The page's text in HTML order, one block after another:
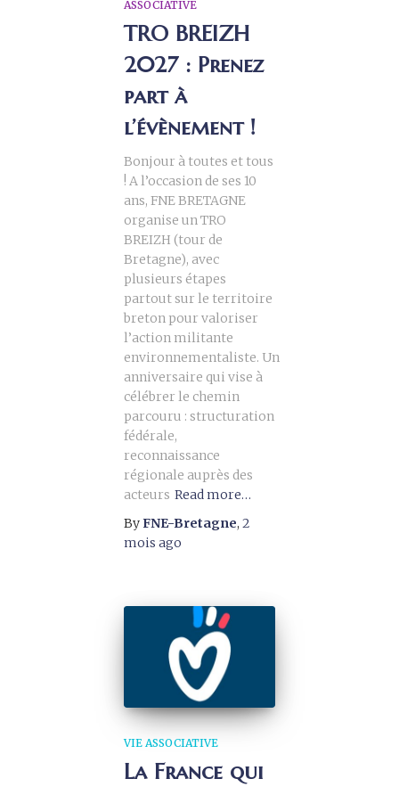
ASSOCIATIVE
TRO BREIZH
2027 : Prenez
part à
l’évènement !
Bonjour à toutes et tous
! A l’occasion de ses 10
ans, FNE BRETAGNE
organise un TRO
BREIZH (tour de
Bretagne), avec
plusieurs étapes
partout sur le territoire
breton pour valoriser
l’action militante
environnementaliste. Un
anniversaire qui vise à
célébrer le chemin
parcouru : structuration
fédérale,
reconnaissance
régionale auprès des
acteurs Read more…
ByFNE-Bretagne, 2
mois ago
VIE ASSOCIATIVE
La France qui